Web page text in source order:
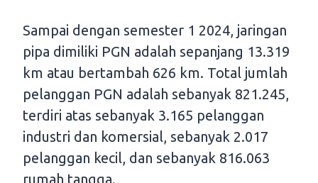
Sampai dengan semester 1 2024, jaringan
pipa dimiliki PGN adalah sepanjang 13.319
km atau bertambah 626 km. Total jumlah
pelanggan PGN adalah sebanyak 821.245,
terdiri atas sebanyak 3.165 pelanggan
industri dan komersial, sebanyak 2.017
pelanggan kecil, dan sebanyak 816.063
rumah tangga.